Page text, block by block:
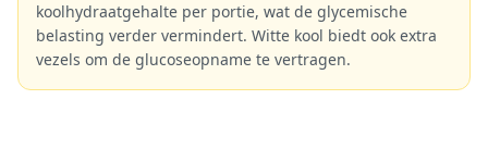
koolhydraatgehalte per portie, wat de glycemische
belasting verder vermindert. Witte kool biedt ook extra
vezels om de glucoseopname te vertragen.